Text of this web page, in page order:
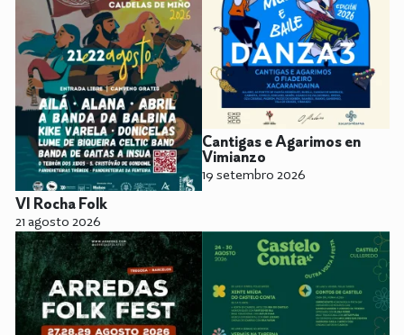
VI Rocha Folk
21 agosto 2026
Cantigas e Agarimos en
Vimianzo
19 setembro 2026